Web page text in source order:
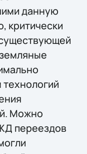
данную
критически
Можно
переездов